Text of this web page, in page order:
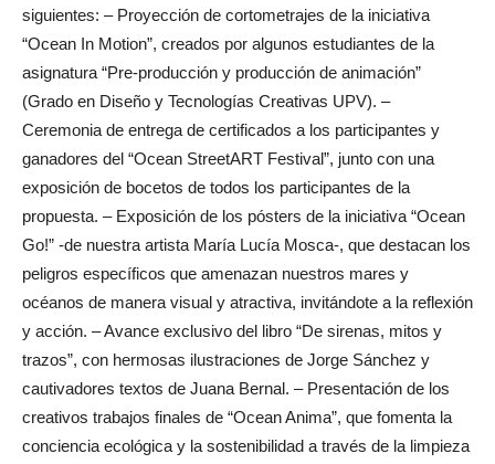
siguientes: – Proyección de cortometrajes de la iniciativa
“Ocean In Motion”, creados por algunos estudiantes de la
asignatura “Pre-producción y producción de animación”
(Grado en Diseño y Tecnologías Creativas UPV). –
Ceremonia de entrega de certificados a los participantes y
ganadores del “Ocean StreetART Festival”, junto con una
exposición de bocetos de todos los participantes de la
propuesta. – Exposición de los pósters de la iniciativa “Ocean
Go!” -de nuestra artista María Lucía Mosca-, que destacan los
peligros específicos que amenazan nuestros mares y
océanos de manera visual y atractiva, invitándote a la reflexión
y acción. – Avance exclusivo del libro “De sirenas, mitos y
trazos”, con hermosas ilustraciones de Jorge Sánchez y
cautivadores textos de Juana Bernal. – Presentación de los
creativos trabajos finales de “Ocean Anima”, que fomenta la
conciencia ecológica y la sostenibilidad a través de la limpieza